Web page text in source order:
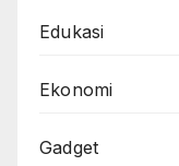
Edukasi
Ekonomi
Gadget